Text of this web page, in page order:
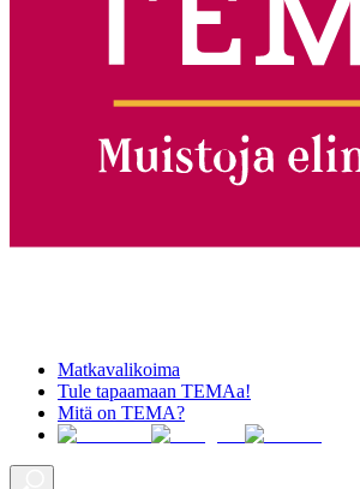
Matkavalikoima
Tule tapaamaan TEMAa!
Mitä on TEMA?